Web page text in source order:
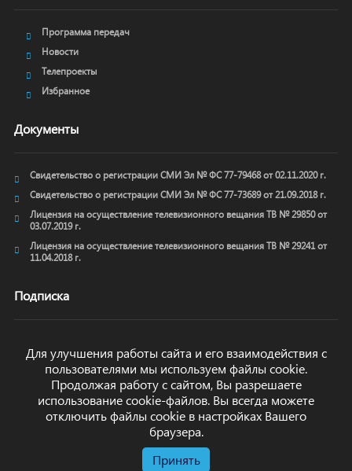
Программа передач
Новости
Телепроекты
Избранное
Документы
Свидетельство о регистрации СМИ Эл № ФС 77-79468 от 02.11.2020 г.
Свидетельство о регистрации СМИ Эл № ФС 77-73689 от 21.09.2018 г.
Лицензия на осуществление телевизионного вещания ТВ № 29850 от
03.07.2019 г.
Лицензия на осуществление телевизионного вещания ТВ № 29241 от
11.04.2018 г.
Подписка
ОТПРАВИТЬ
. Все права защищены.
Для улучшения работы сайта и его взаимодействия с
пользователями мы используем файлы cookie.
Продолжая работу с сайтом, Вы разрешаете
использование cookie-файлов. Вы всегда можете
отключить файлы cookie в настройках Вашего
браузера.
Принять